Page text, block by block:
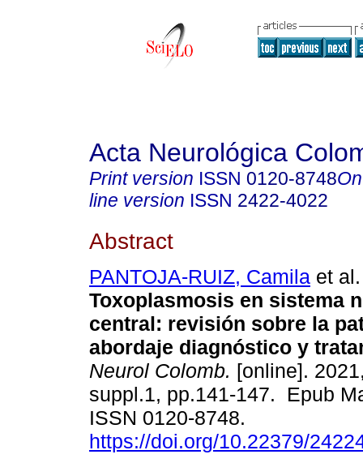
Acta Neurológica
Print version ISSN 0120-8748
line version ISSN 2422-4022
Abstract
PANTOJA-RUIZ, Camila et al.
Toxoplasmosis en sistema
central: revisión sobre la
abordaje diagnóstico y
Neurol Colomb. [online].
suppl.1, pp.141-147. Epub
ISSN 0120-8748.
https://doi.org/10.22379/